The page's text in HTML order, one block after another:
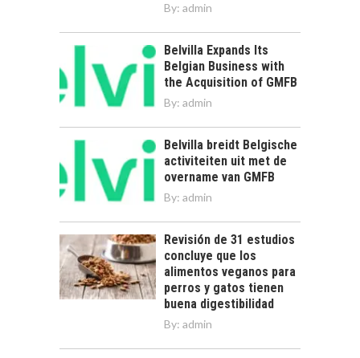
By: admin
Belvilla Expands Its
Belgian Business with
the Acquisition of GMFB
By: admin
Belvilla breidt Belgische
activiteiten uit met de
overname van GMFB
By: admin
Revisión de 31 estudios
concluye que los
alimentos veganos para
perros y gatos tienen
buena digestibilidad
By: admin